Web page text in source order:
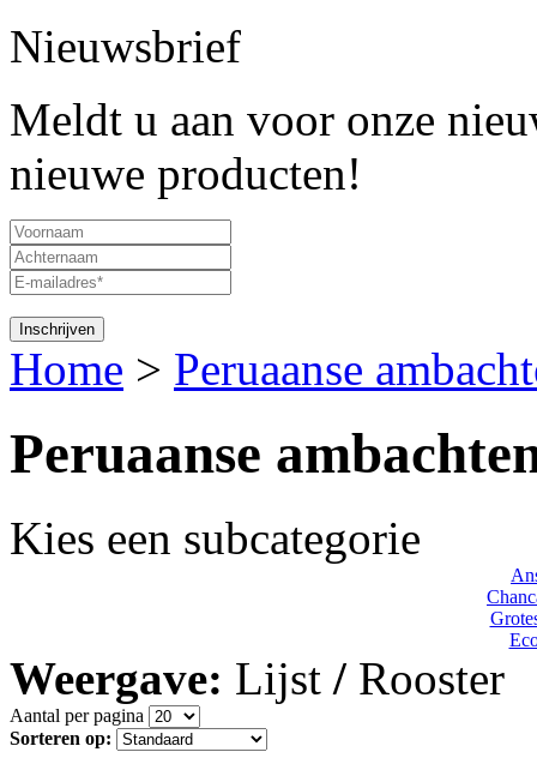
Nieuwsbrief
Meldt u aan voor onze
nieuwe producten!
Home > Peruaanse
Peruaanse
Kies een subcategorie
Weergave: Lijst / Rooster
Aantal per pagina
Sorteren op: